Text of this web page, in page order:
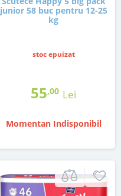
junior 58 buc pentru 12-25
kg
stoc epuizat
55,00 Lei
Momentan Indisponibil